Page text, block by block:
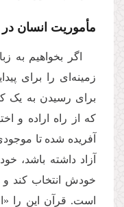
مأموریت انسان
اگر بخواهیم به
زمینه‌ای را برای
برای رسیدن به یک
که از راه اراده و
آفریده شده تا
آزاد داشته باشد،
خودش انتخاب کند و
است. قرآن این را